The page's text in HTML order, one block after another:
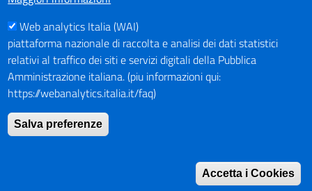
PAGAMENTI
SOCIAL NETWORKS
Pagina Facebook
Profilo Instagram
PNRR (Piano Nazionale di Ripresa e Resilienza)
Web analytics Italia (WAI)
piattaforma nazionale di raccolta e analisi dei dati statistici
relativi al traffico dei siti e servizi digitali della Pubblica
Amministrazione italiana. (piu informazioni qui:
https://webanalytics.italia.it/faq)
Salva preferenze
Accetta i Cookies